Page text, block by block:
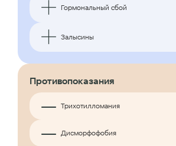
Гормональный сбой
Залысины
Противопоказания
Трихотилломания
Дисморфофобия